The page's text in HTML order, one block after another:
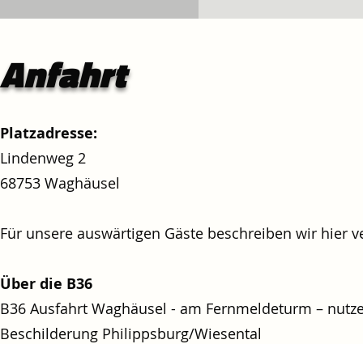
Anfahrt
Platzadresse:
Lindenweg 2
68753 Waghäusel
Für unsere auswärtigen Gäste beschreiben wir hier
Über die B36
B36 Ausfahrt Waghäusel - am Fernmeldeturm –
Beschilderung Philippsburg/Wiesental